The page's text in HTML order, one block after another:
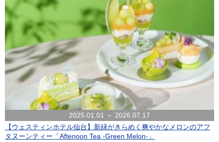
2025.01.01 ～ 2026.07.17
【ウェスティンホテル仙台】新緑がきらめく爽やかなメロンのアフ
タヌーンティー「Aftenoon Tea -Green Melon-」